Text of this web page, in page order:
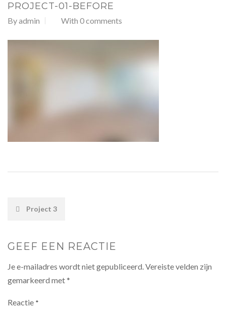
PROJECT-01-BEFORE
Byadmin With 0 comments
POST
Project 3
GEEF EEN REACTIE
Je e-mailadres wordt niet gepubliceerd.Vereiste velden zijn
gemarkeerd met*
Reactie *